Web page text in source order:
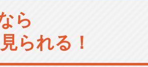
ら
られる！